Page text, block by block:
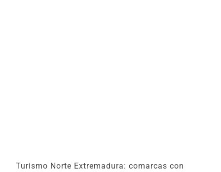
Turismo Norte Extremadura: comarcas con